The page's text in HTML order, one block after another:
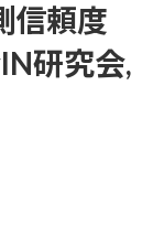
信頼度
研究会,